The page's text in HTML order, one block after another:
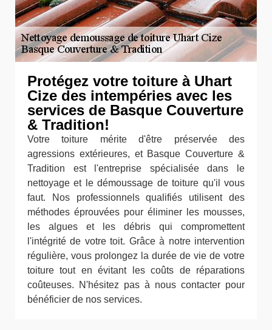
Protégez votre toiture à Uhart
Cize des intempéries avec les
services de Basque Couverture
& Tradition!
Votre toiture mérite d'être préservée des
agressions extérieures, et Basque Couverture &
Tradition est l'entreprise spécialisée dans le
nettoyage et le démoussage de toiture qu'il vous
faut. Nos professionnels qualifiés utilisent des
méthodes éprouvées pour éliminer les mousses,
les algues et les débris qui compromettent
l'intégrité de votre toit. Grâce à notre intervention
régulière, vous prolongez la durée de vie de votre
toiture tout en évitant les coûts de réparations
coûteuses. N'hésitez pas à nous contacter pour
bénéficier de nos services.